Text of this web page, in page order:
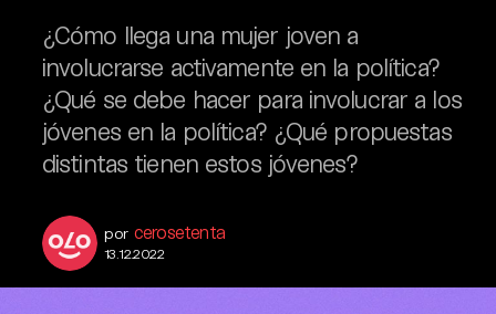
¿Cómo llega una mujer joven a
involucrarse activamente en la política?
¿Qué se debe hacer para involucrar a los
jóvenes en la política? ¿Qué propuestas
distintas tienen estos jóvenes?
por cerosetenta
13.12.2022